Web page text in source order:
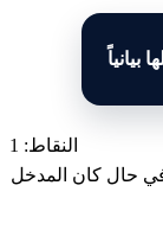
بيانياً
النقاط: 1
حال كان المدخل